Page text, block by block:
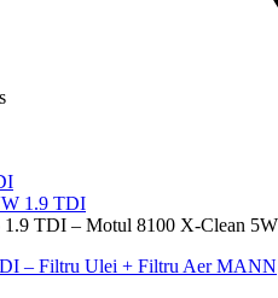
1.9 TDI
1.9 TDI – Motul 8100 X-Clean